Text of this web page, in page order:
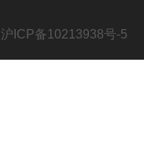
沪ICP备10213938号-5